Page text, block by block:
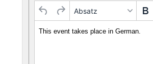
Absatz